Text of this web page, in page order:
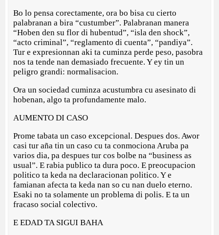
Bo lo pensa corectamente, ora bo bisa cu cierto
palabranan a bira “custumber”. Palabranan manera
“Hoben den su flor di hubentud”, “isla den shock”,
“acto criminal”, “reglamento di cuenta”, “pandiya”.
Tur e expresionnan aki ta cuminza perde peso, pasobra
nos ta tende nan demasiado frecuente. Y ey tin un
peligro grandi: normalisacion.
Ora un sociedad cuminza acustumbra cu asesinato di
hobenan, algo ta profundamente malo.
AUMENTO DI CASO
Prome tabata un caso excepcional. Despues dos. Awor
casi tur aña tin un caso cu ta conmociona Aruba pa
varios dia, pa despues tur cos bolbe na “business as
usual”. E rabia publico ta dura poco. E preocupacion
politico ta keda na declaracionan politico. Y e
famianan afecta ta keda nan so cu nan duelo eterno.
Esaki no ta solamente un problema di polis. E ta un
fracaso social colectivo.
E EDAD TA SIGUI BAHA